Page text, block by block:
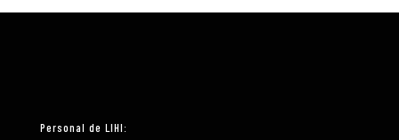
Personal de LIHI: